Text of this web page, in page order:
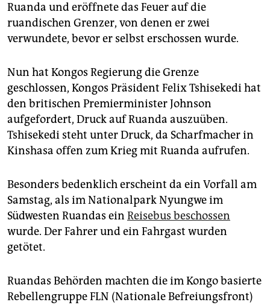
Ruanda und eröffnete das Feuer auf die
ruandischen Grenzer, von denen er zwei
verwundete, bevor er selbst erschossen wurde.
Nun hat Kongos Regierung die Grenze
geschlossen, Kongos Präsident Felix Tshisekedi hat
den britischen Premierminister Johnson
aufgefordert, Druck auf Ruanda auszuüben.
Tshisekedi steht unter Druck, da Scharfmacher in
Kinshasa offen zum Krieg mit Ruanda aufrufen.
Besonders bedenklich erscheint da ein Vorfall am
Samstag, als im Nationalpark Nyungwe im
Südwesten Ruandas ein Reisebus beschossen
wurde. Der Fahrer und ein Fahrgast wurden
getötet.
Ruandas Behörden machten die im Kongo basierte
Rebellengruppe FLN (Nationale Befreiungsfront)